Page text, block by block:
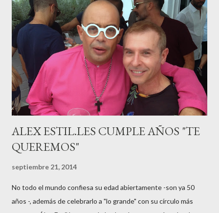
campeona, durante los primeros 3 meses de embarazo tuvo que
guardar reposo debido a un síndrome llamado
“hiperemesisgravídica”.Pasados los meses fatídicos de
gestación Marta tiró adelante con el embarazo, ahora es una
mamá feliz. Otro de los modelos que ha sido padre este año ha
sido el madrileño, Emilio Flores , el top que desfiló en las mejores
pasarelas ...
ALEX ESTIL.LES CUMPLE AÑOS "TE
QUEREMOS"
septiembre 21, 2014
No todo el mundo confiesa su edad abiertamente -son ya 50
años -, además de celebrarlo a "lo grande" con su círculo más